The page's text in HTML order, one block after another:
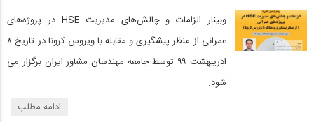
وبینار الزامات و چالش‌های مدیریت HSE در پروژه‌های
عمرانی از منظر پیشگیری و مقابله با ویروس کرونا در تاریخ ۸
ادریبهشت ۹۹ توسط جامعه مهندسان مشاور ایران برگزار می
شود.
ادامه مطلب